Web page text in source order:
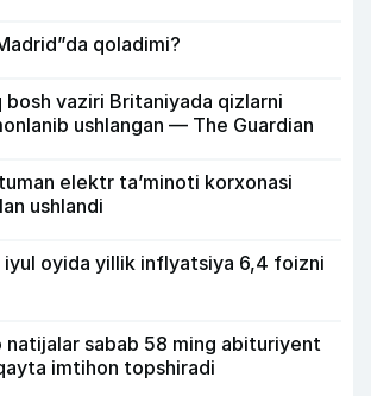
qoladimi?
bosh vaziri Britaniyada qizlarni
ushlangan — The Guardian
elektr ta’minoti korxonasi
ushlandi
iyul oyida yillik inflyatsiya 6,4 foizni
natijalar sabab 58 ming abituriyent
imtihon topshiradi